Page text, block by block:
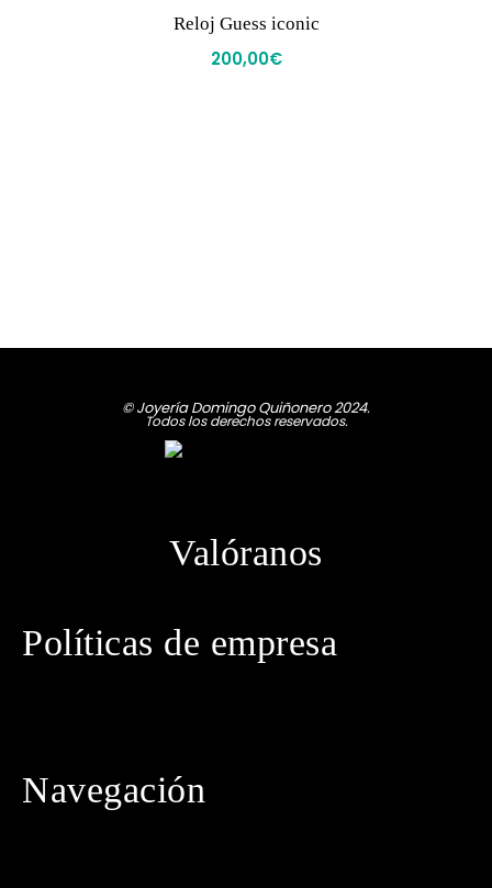
Reloj Guess iconic
200,00€
© Joyería Domingo Quiñonero 2024.
Todos los derechos reservados.
Valóranos
Políticas de empresa
Navegación